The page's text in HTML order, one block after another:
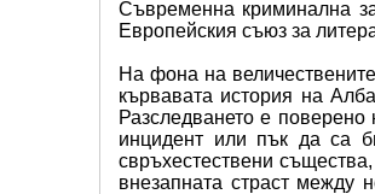
Съвременна криминална
Европейския съюз за
На фона на
кървавата история на
Разследването е
инцидент или пък да са
свръхестествени
внезапната страст между